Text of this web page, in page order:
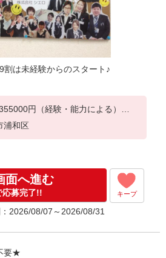
割は未経験からのスタート♪
円（経験・能力による）
規定あり）
支給(規定有)
と,
給(規定有)
・。○。・゜+゜
浦和区
面へ進む
応募完了!! キープ
2026/08/07～2026/08/31
要★